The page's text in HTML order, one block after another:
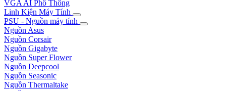
VGA AI Phổ Thông
Linh Kiện Máy Tính
PSU - Nguồn máy tính
Nguồn Asus
Nguồn Corsair
Nguồn Gigabyte
Nguồn Super Flower
Nguồn Deepcool
Nguồn Seasonic
Nguồn Thermaltake